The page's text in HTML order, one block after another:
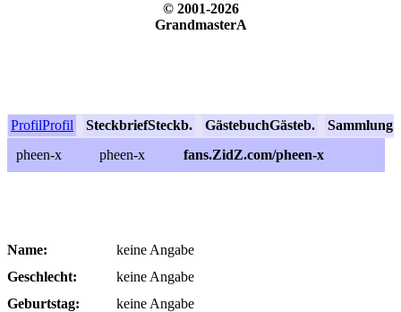
© 2001-2026
GrandmasterA
ProfilProfil SteckbriefSteckb. GästebuchGästeb. Sammlung
pheen-x
pheen-x fans.ZidZ.com/pheen-x
Name:
keine Angabe
Geschlecht:
keine Angabe
Geburtstag:
keine Angabe